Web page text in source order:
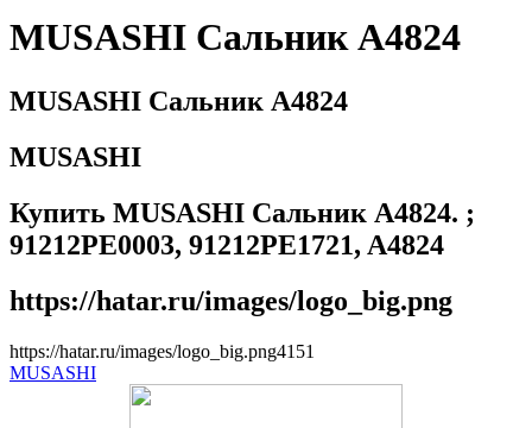
MUSASHI Сальник A4824
MUSASHI Сальник A4824
MUSASHI
Купить MUSASHI Сальник A4824. ;
91212PE0003, 91212PE1721, A4824
https://hatar.ru/images/logo_big.png
https://hatar.ru/images/logo_big.png41 51
MUSASHI